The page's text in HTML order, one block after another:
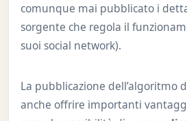
comunque mai pubblicato i
sorgente che regola il
suoi social network).
La pubblicazione dell’algoritmo
anche offrire importanti